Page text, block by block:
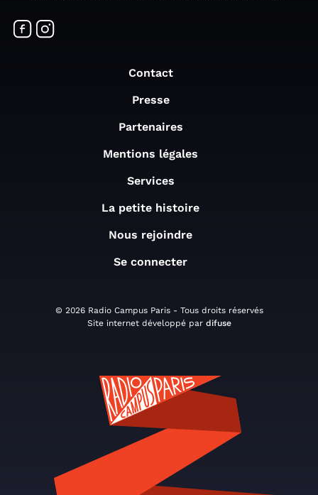
Contact
Presse
Partenaires
Mentions légales
Services
La petite histoire
Nous rejoindre
Se connecter
© 2026 Radio Campus Paris - Tous droits réservés
Site internet développé par difuse